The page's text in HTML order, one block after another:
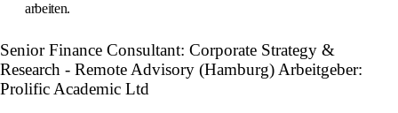
arbeiten.
Senior Finance Consultant: Corporate Strategy &
Research - Remote Advisory (Hamburg) Arbeitgeber:
Prolific Academic Ltd